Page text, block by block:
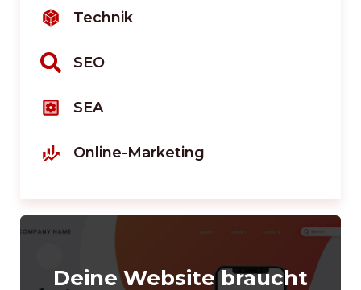
Technik
SEO
SEA
Online-Marketing
Deine Website braucht